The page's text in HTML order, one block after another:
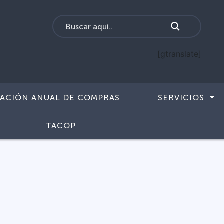
[gtranslate]
ANUAL DE COMPRAS SERVICIOS
TACOP